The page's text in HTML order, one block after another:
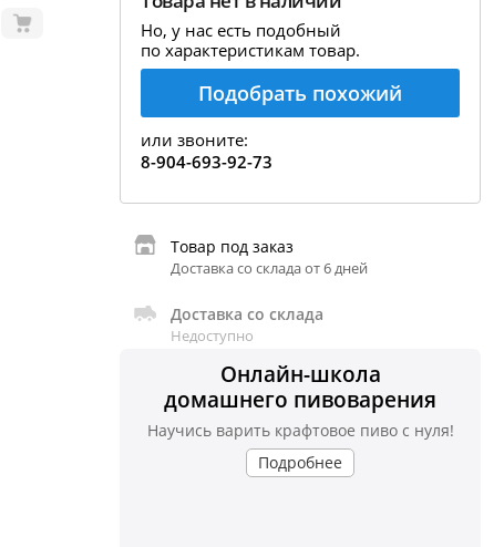
показаний ареометра
и испарение сусла
алкоголя в пиве
Но, у нас есть подобный
по характеристикам товар.
Подобрать похожий
или звоните:
8-904-693-92-73
Товар под заказ
Доставка со склада от 6 дней
Доставка со склада
Недоступно
Онлайн-школа
домашнего пивоварения
Научись варить крафтовое пиво с нуля!
Подробнее